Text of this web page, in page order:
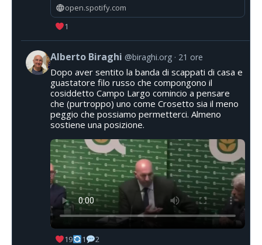
open.spotify.com
1
Alberto Biraghi @biraghi.org 21 ore
Dopo aver sentito la banda di scappati di casa e
guastatore filo russo che compongono il
cosiddetto Campo Largo comincio a pensare
che (purtroppo) uno come Crosetto sia il meno
peggio che possiamo permetterci. Almeno
sostiene una posizione.
19 1 2